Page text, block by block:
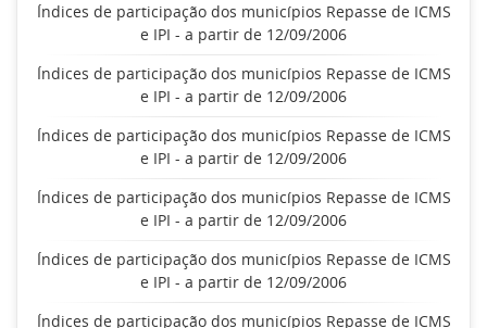
Índices de participação dos municípios Repasse de ICMS
e IPI - a partir de 12/09/2006
Índices de participação dos municípios Repasse de ICMS
e IPI - a partir de 12/09/2006
Índices de participação dos municípios Repasse de ICMS
e IPI - a partir de 12/09/2006
Índices de participação dos municípios Repasse de ICMS
e IPI - a partir de 12/09/2006
Índices de participação dos municípios Repasse de ICMS
e IPI - a partir de 12/09/2006
Índices de participação dos municípios Repasse de ICMS